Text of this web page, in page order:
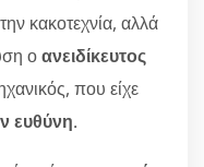
κακοτεχνία, αλλά
οανειδίκευτος
που είχε
ευθύνη.